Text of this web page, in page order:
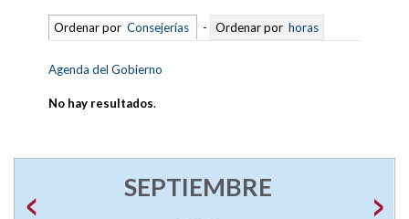
Ordenar por Consejerías - Ordenar por horas
Agenda del Gobierno
No hay resultados.
SEPTIEMBRE